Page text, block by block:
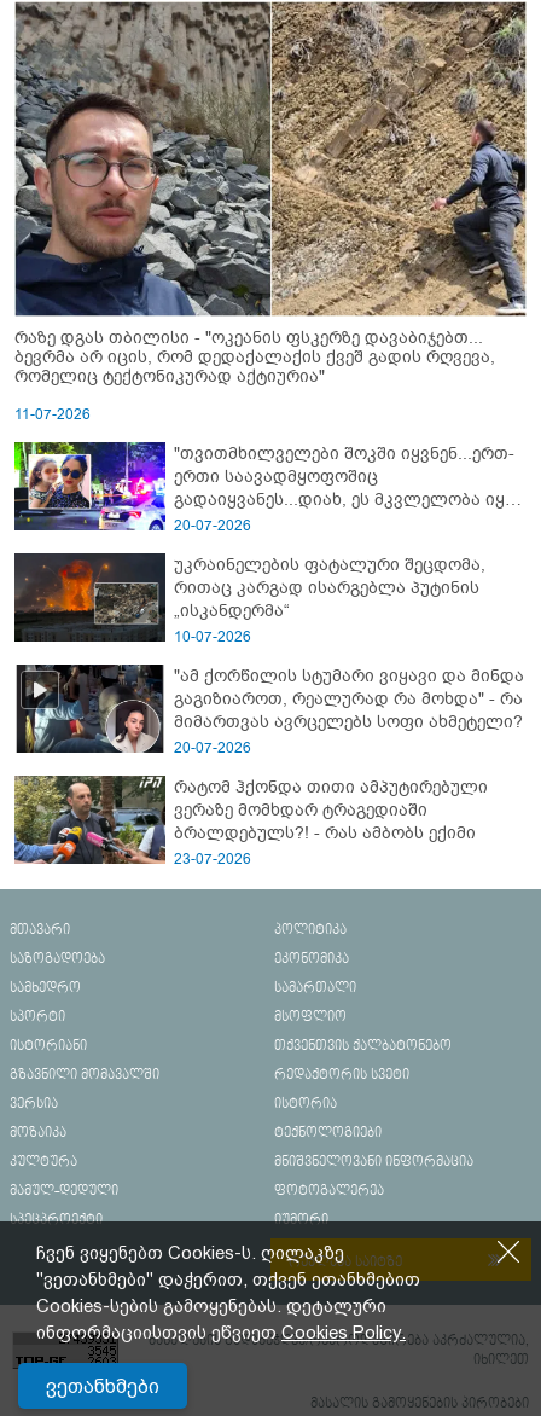
რაზე დგას თბილისი - "ოკეანის ფსკერზე დავაბიჯებთ...
ბევრმა არ იცის, რომ დედაქალაქის ქვეშ გადის რღვევა,
რომელიც ტექტონიკურად აქტიურია"
11-07-2026
"თვითმხილველები შოკში იყვნენ...ერთ-
ერთი საავადმყოფოშიც
გადაიყვანეს...დიახ, ეს მკვლელობა იყო"
- გორში დატრიალებული ტრაგედიის
20-07-2026
უკრაინელების ფატალური შეცდომა,
რითაც კარგად ისარგებლა პუტინის
„ისკანდერმა“
10-07-2026
"ამ ქორწილის სტუმარი ვიყავი და მინდა
გაგიზიაროთ, რეალურად რა მოხდა" - რა
მიმართვას ავრცელებს სოფი ახმეტელი?
20-07-2026
რატომ ჰქონდა თითი ამპუტირებული
ვერაზე მომხდარ ტრაგედიაში
ბრალდებულს?! - რას ამბობს ექიმი
23-07-2026
მთავარი
პოლიტიკა
საზოგადოება
ეკონომიკა
სამხედრო
სამართალი
სპორტი
მსოფლიო
ისტორიანი
თქვენთვის ქალბატონებო
გზავნილი მომავალში
რედაქტორის სვეტი
ვერსია
ისტორია
მოზაიკა
ტექნოლოგიები
კულტურა
მნიშვნელოვანი ინფორმაცია
მამულ-დედული
ფოტოგალერეა
სპეცპროექტი
იუმორი
რეკლამა საიტზე
მასალების გადაბეჭდვა/რეპროდუცირება აკრძალულია,
იხილეთ
მასალის გამოყენების პირობები
ჩვენ ვიყენებთ Cookies-ს. ღილაკზე
"ვეთანხმები" დაჭერით, თქვენ ეთანხმებით
Cookies-სების გამოყენებას. დეტალური
ინფორმაციისთვის ეწვიეთCookies Policy.
ვეთანხმები